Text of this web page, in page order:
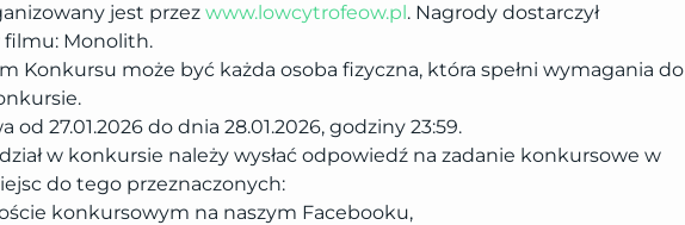
jest przez www.lowcytrofeow.pl. Nagrody dostarczył
Monolith.
Konkursu może być każda osoba fizyczna, która spełni wymagania do
od 27.01.2026 do dnia 28.01.2026, godziny 23:59.
w konkursie należy wysłać odpowiedź na zadanie konkursowe w
do tego przeznaczonych:
konkursowym na naszym Facebooku,